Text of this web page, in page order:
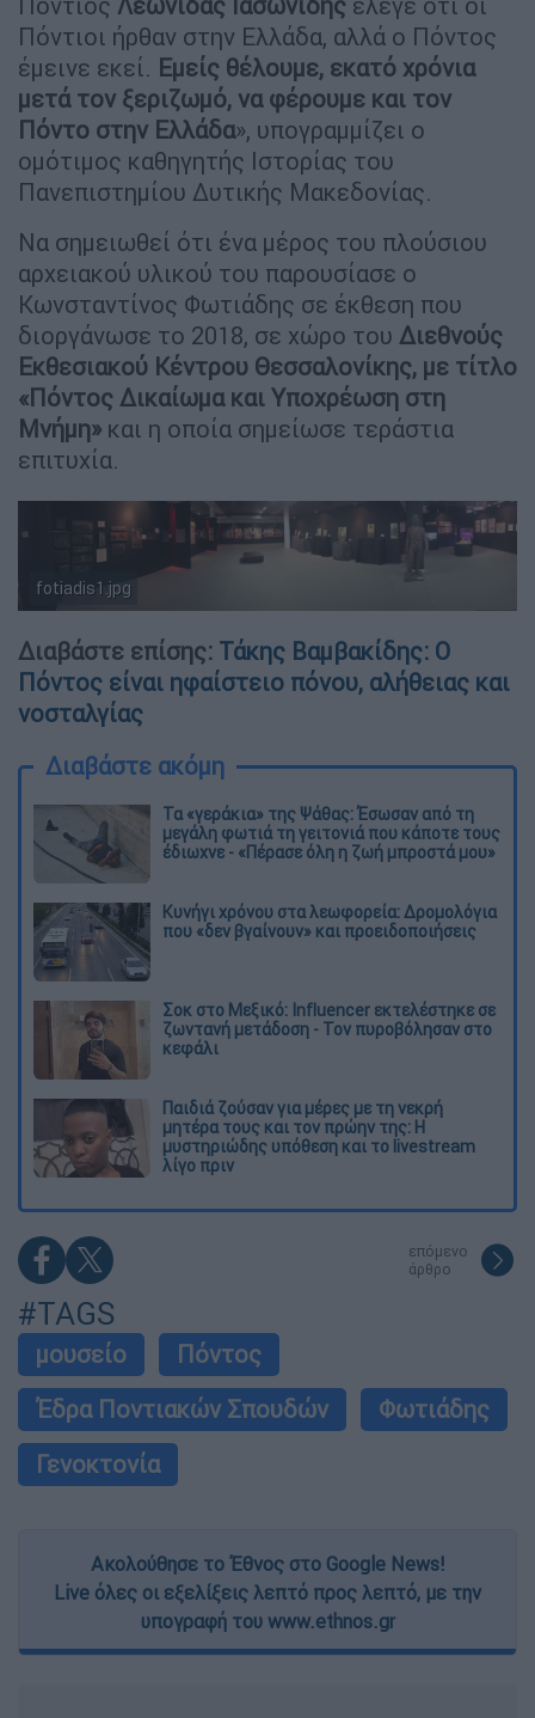
Πόντιοι ήρθαν στην Ελλάδα, αλλά ο Πόντος
έμεινε εκεί. Εμείς θέλουμε, εκατό χρόνια
μετά τον ξεριζωμό, να φέρουμε και τον
Πόντο στην Ελλάδα», υπογραμμίζει ο
ομότιμος καθηγητής Ιστορίας του
Πανεπιστημίου Δυτικής Μακεδονίας.
Να σημειωθεί ότι ένα μέρος του πλούσιου
αρχειακού υλικού του παρουσίασε ο
Κωνσταντίνος Φωτιάδης σε έκθεση που
διοργάνωσε το 2018, σε χώρο του Διεθνούς
Εκθεσιακού Κέντρου Θεσσαλονίκης, με τίτλο
«Πόντος Δικαίωμα και Υποχρέωση στη
Μνήμη» και η οποία σημείωσε τεράστια
επιτυχία.
fotiadis1.jpg
Διαβάστε επίσης: Τάκης Βαμβακίδης: Ο
Πόντος είναι ηφαίστειο πόνου, αλήθειας και
νοσταλγίας
Διαβάστε ακόμη
Τα «γεράκια» της Ψάθας: Έσωσαν από τη
μεγάλη φωτιά τη γειτονιά που κάποτε τους
έδιωχνε - «Πέρασε όλη η ζωή μπροστά μου»
Κυνήγι χρόνου στα λεωφορεία: Δρομολόγια
που «δεν βγαίνουν» και προειδοποιήσεις
Σοκ στο Μεξικό: Influencer εκτελέστηκε σε
ζωντανή μετάδοση - Τον πυροβόλησαν στο
κεφάλι
Παιδιά ζούσαν για μέρες με τη νεκρή
μητέρα τους και τον πρώην της: Η
μυστηριώδης υπόθεση και το livestream
λίγο πριν
επόμενο
άρθρο
#TAGS
μουσείο
Πόντος
Έδρα Ποντιακών Σπουδών
Φωτιάδης
Γενοκτονία
Ακολούθησε το Έθνος στο Google News!
Live όλες οι εξελίξεις λεπτό προς λεπτό, με την
υπογραφή του www.ethnos.gr